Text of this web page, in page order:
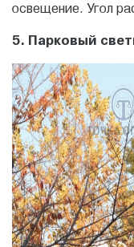
освещение. Угол
5. Парковый